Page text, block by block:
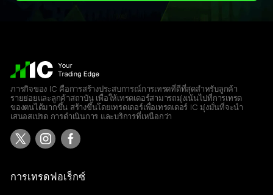
0
0.8 0.17
Standard Account
USDJPY
Raw Spread Account
ภารกิจของ IC คือการสร้างประสบการณ์การเทรดที่ดีที่สุดสำหรับลูกค้า
รายย่อยและลูกค้าสถาบัน เพื่อให้เทรดเดอร์สามารถมุ่งเน้นไปที่การเทรด
ของตนได้มากขึ้น สร้างขึ้นโดยเทรดเดอร์เพื่อเทรดเดอร์ IC มุ่งมั่นที่จะนำ
เสนอสเปรด การดำเนินการ และบริการที่เหนือกว่า
การเทรดฟอเร็กซ์